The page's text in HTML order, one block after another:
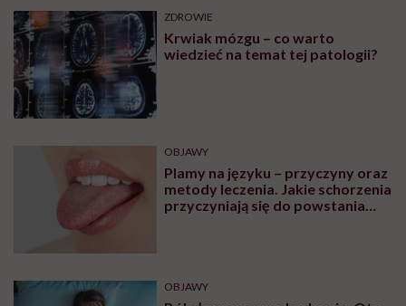
ZDROWIE
Krwiak mózgu – co warto
wiedzieć na temat tej patologii?
OBJAWY
Plamy na języku – przyczyny oraz
metody leczenia. Jakie schorzenia
przyczyniają się do powstania
OBJAWY